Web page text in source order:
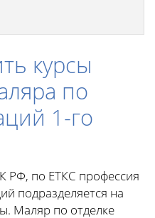
курсы
по
1-го
РФ, по ЕТКС профессия
подразделяется на
Маляр по отделке